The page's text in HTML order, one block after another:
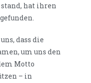
hat ihren
dass die
um uns den
Motto
– in